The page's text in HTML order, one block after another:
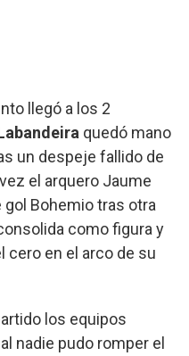
llegó a los 2
quedó mano
un despeje fallido de
el arquero Jaume
Bohemio tras otra
como figura y
cero en el arco de su
los equipos
nadie pudo romper el